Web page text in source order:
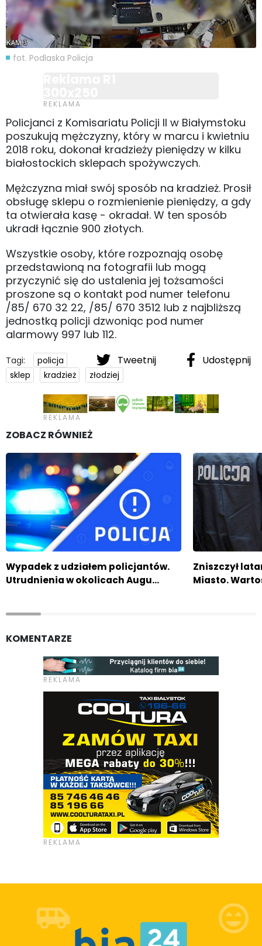
fot. Podlaska Policja
Policjanci z Komisariatu Policji II w Białymstoku
poszukują mężczyzny, który w marcu i kwietniu
2018 roku, dokonał kradzieży pieniędzy w kilku
białostockich sklepach spożywczych.
Mężczyzna miał swój sposób na kradzież. Prosił
obsługę sklepu o rozmienienie pieniędzy, a gdy
ta otwierała kasę - okradał. W ten sposób
ukradł łącznie 900 złotych.
Wszystkie osoby, które rozpoznają osobę
przedstawioną na fotografii lub mogą
przyczynić się do ustalenia jej tożsamości
proszone są o kontakt pod numer telefonu
/85/ 670 32 22, /85/ 670 3512 lub z najbliższą
jednostką policji dzwoniąc pod numer
alarmowy 997 lub 112.
Tweetnij Udostępnij
Tagi:
policja
sklep
kradzież złodziej
ZOBACZ RÓWNIEŻ
Wypadek z udziałem policjantów.
Utrudnienia w okolicach Augu…
Zniszczył
Miasto.
KOMENTARZE